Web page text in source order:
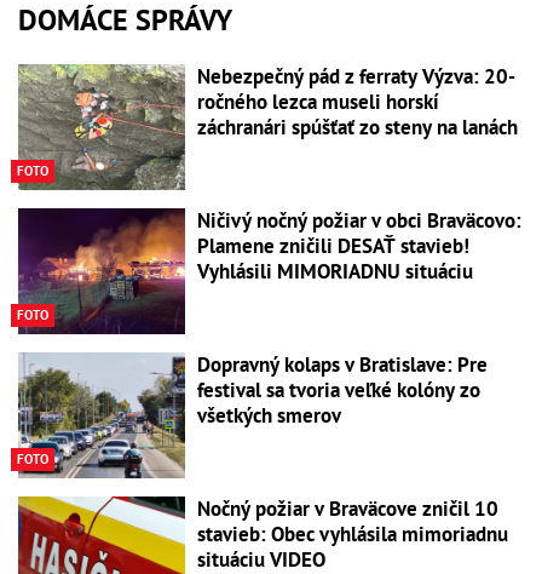
DOMÁCE SPRÁVY
FOTO
Nebezpečný pád z ferraty Výzva: 20-
ročného lezca museli horskí
záchranári spúšťať zo steny na lanách
FOTO
Ničivý nočný požiar v obci Braväcovo:
Plamene zničili DESAŤ stavieb!
Vyhlásili MIMORIADNU situáciu
FOTO
Dopravný kolaps v Bratislave: Pre
festival sa tvoria veľké kolóny zo
všetkých smerov
Nočný požiar v Braväcove zničil 10
stavieb: Obec vyhlásila mimoriadnu
situáciu VIDEO